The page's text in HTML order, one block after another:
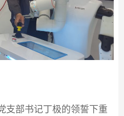
支部书记丁极的领誓下重